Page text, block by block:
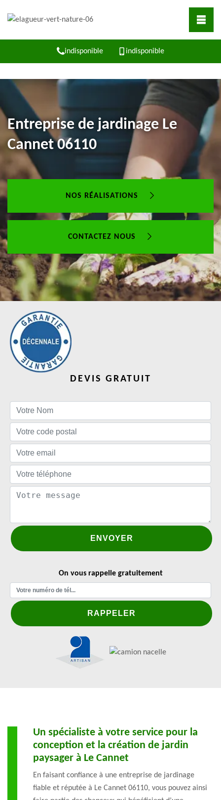
indisponible indisponible
Entreprise de jardinage Le
Cannet 06110
NOS RÉALISATIONS
CONTACTEZ NOUS
DEVIS GRATUIT
On vous rappelle gratuitement
Un spécialiste à votre service pour la
conception et la création de jardin
paysager à Le Cannet
En faisant confiance à une entreprise de jardinage
fiable et réputée à Le Cannet 06110, vous pouvez ainsi